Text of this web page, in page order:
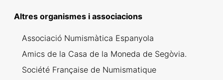
Altres organismes i associacions
Associació Numismàtica Espanyola
Amics de la Casa de la Moneda de Segòvia.
Société Française de Numismatique